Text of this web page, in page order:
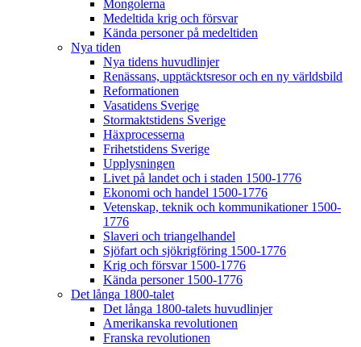
Mongolerna
Medeltida krig och försvar
Kända personer på medeltiden
Nya tiden
Nya tidens huvudlinjer
Renässans, upptäcktsresor och en ny världsbild
Reformationen
Vasatidens Sverige
Stormaktstidens Sverige
Häxprocesserna
Frihetstidens Sverige
Upplysningen
Livet på landet och i staden 1500-1776
Ekonomi och handel 1500-1776
Vetenskap, teknik och kommunikationer 1500-
1776
Slaveri och triangelhandel
Sjöfart och sjökrigföring 1500-1776
Krig och försvar 1500-1776
Kända personer 1500-1776
Det långa 1800-talet
Det långa 1800-talets huvudlinjer
Amerikanska revolutionen
Franska revolutionen